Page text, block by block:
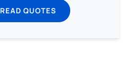
READ QUOTES